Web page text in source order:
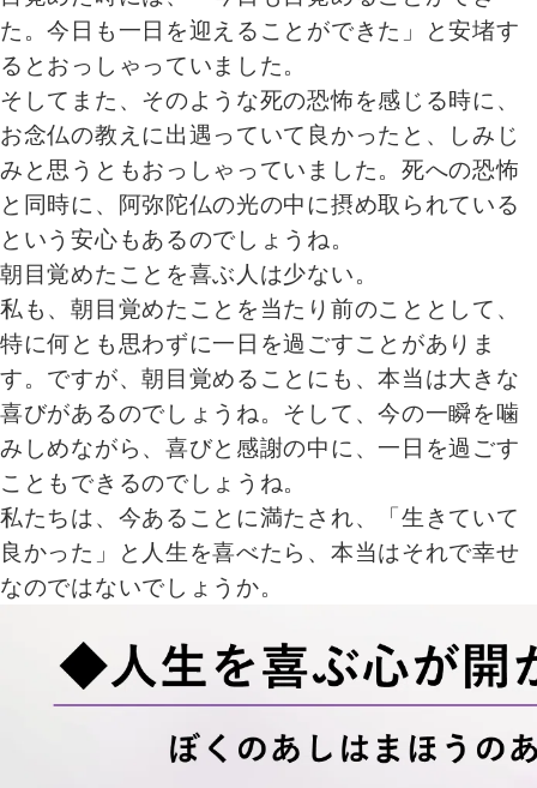
た。今日も一日を迎えることができた」と安堵す
るとおっしゃっていました。
そしてまた、そのような死の恐怖を感じる時に、
お念仏の教えに出遇っていて良かったと、しみじ
みと思うともおっしゃっていました。死への恐怖
と同時に、阿弥陀仏の光の中に摂め取られている
という安心もあるのでしょうね。
朝目覚めたことを喜ぶ人は少ない。
私も、朝目覚めたことを当たり前のこととして、
特に何とも思わずに一日を過ごすことがありま
す。ですが、朝目覚めることにも、本当は大きな
喜びがあるのでしょうね。そして、今の一瞬を噛
みしめながら、喜びと感謝の中に、一日を過ごす
こともできるのでしょうね。
私たちは、今あることに満たされ、「生きていて
良かった」と人生を喜べたら、本当はそれで幸せ
なのではないでしょうか。